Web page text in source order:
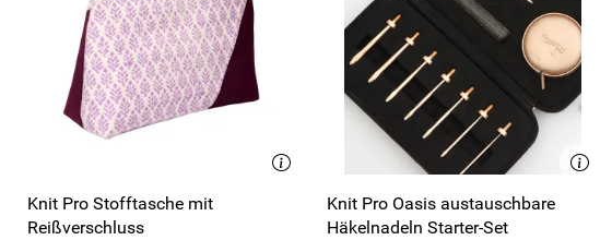
Knit Pro Stofftasche mit
Reißverschluss
Knit Pro Oasis austauschbare
Häkelnadeln Starter-Set